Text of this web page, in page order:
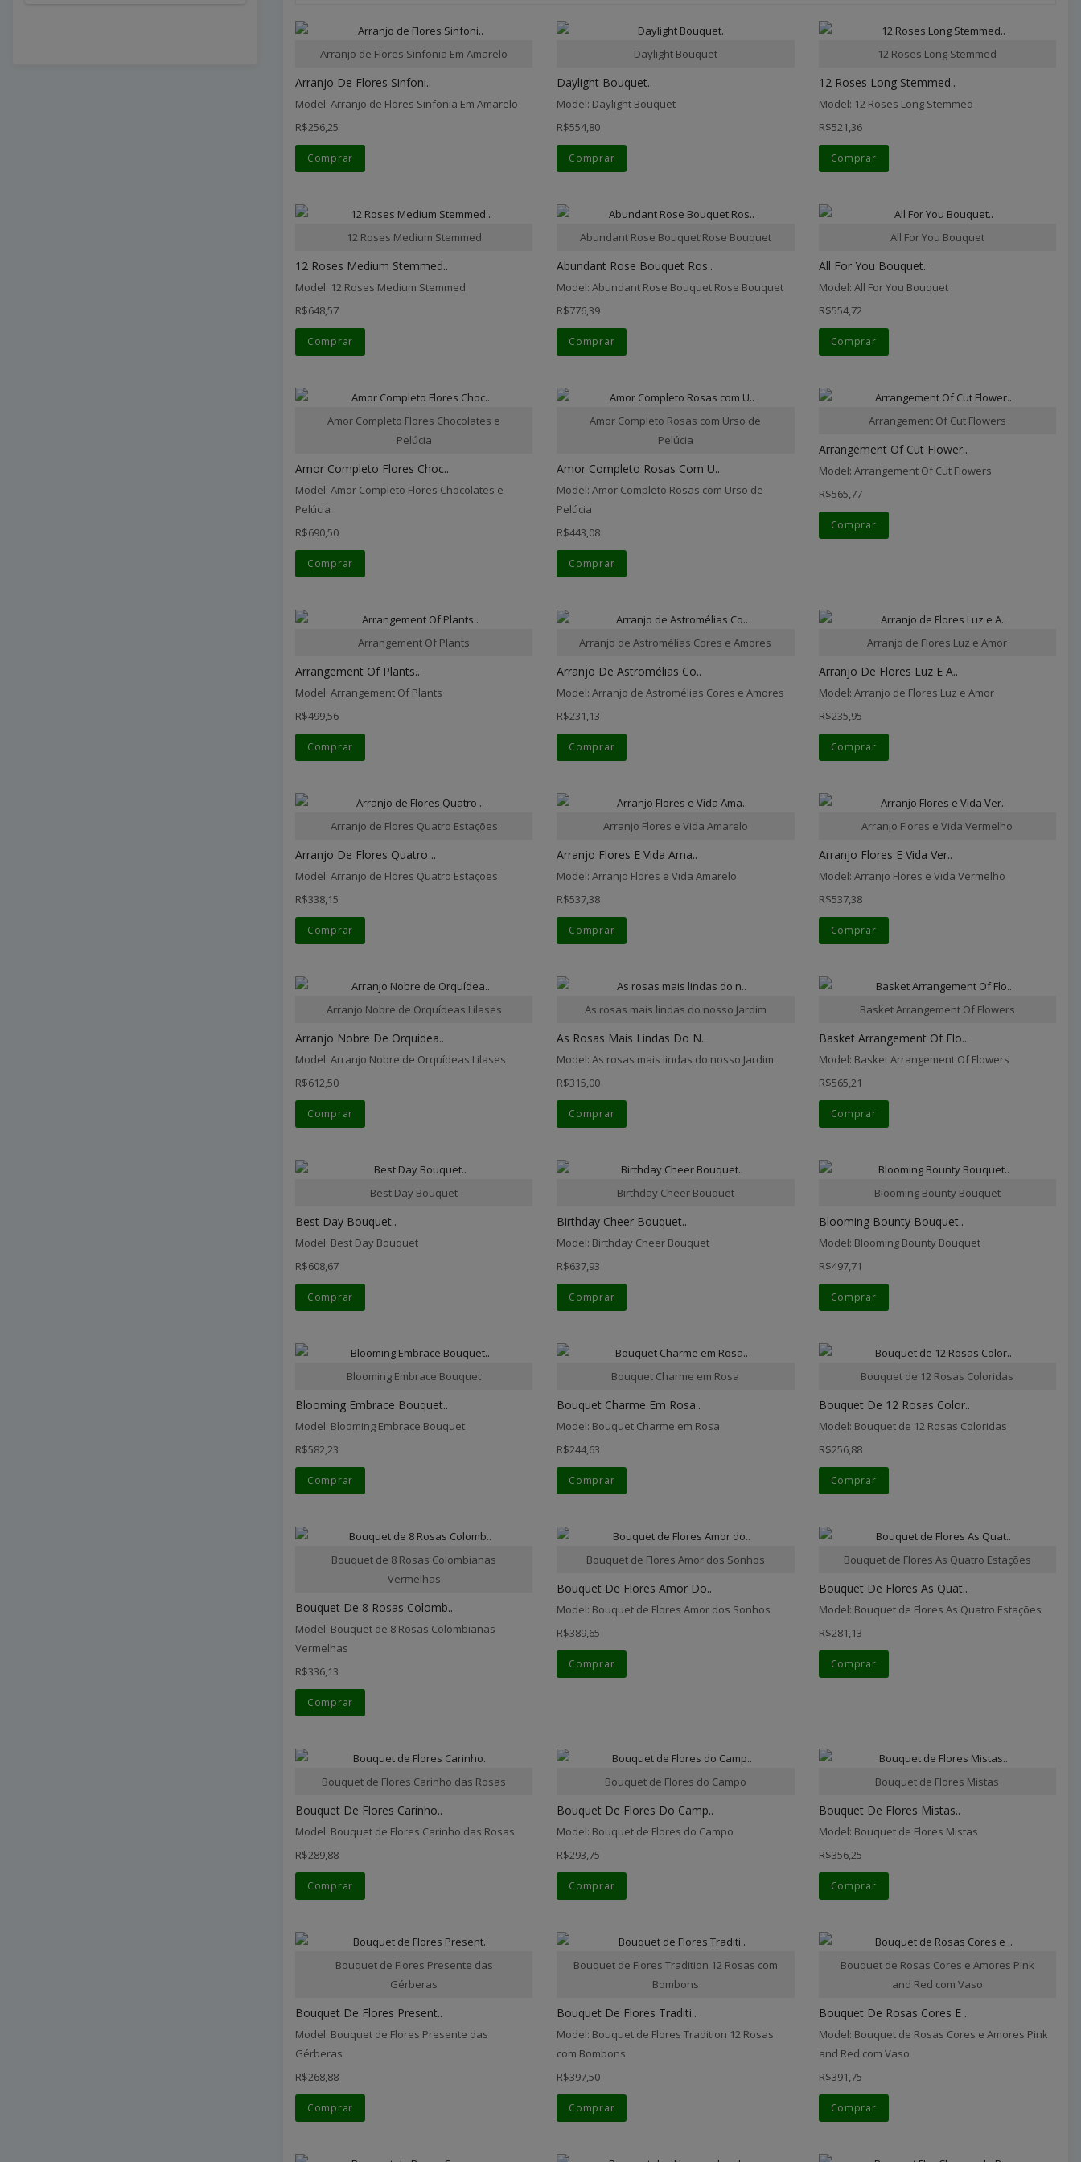
Arranjo de Flores Sinfonia Em Amarelo
Arranjo De Flores Sinfoni..
Model: Arranjo de Flores Sinfonia Em Amarelo
R$256,25
Comprar
Daylight Bouquet
Daylight Bouquet..
Model: Daylight Bouquet
R$554,80
Comprar
12 Roses Long Stemmed
12 Roses Long Stemmed..
Model: 12 Roses Long Stemmed
R$521,36
Comprar
12 Roses Medium Stemmed
12 Roses Medium Stemmed..
Model: 12 Roses Medium Stemmed
R$648,57
Comprar
Abundant Rose Bouquet Rose Bouquet
Abundant Rose Bouquet Ros..
Model: Abundant Rose Bouquet Rose Bouquet
R$776,39
Comprar
All For You Bouquet
All For You Bouquet..
Model: All For You Bouquet
R$554,72
Comprar
Amor Completo Flores Chocolates e
Pelúcia
Amor Completo Flores Choc..
Model: Amor Completo Flores Chocolates e
Pelúcia
R$690,50
Comprar
Amor Completo Rosas com Urso de
Pelúcia
Amor Completo Rosas Com U..
Model: Amor Completo Rosas com Urso de
Pelúcia
R$443,08
Comprar
Arrangement Of Cut Flowers
Arrangement Of Cut Flower..
Model: Arrangement Of Cut Flowers
R$565,77
Comprar
Arrangement Of Plants
Arrangement Of Plants..
Model: Arrangement Of Plants
R$499,56
Comprar
Arranjo de Astromélias Cores e Amores
Arranjo De Astromélias Co..
Model: Arranjo de Astromélias Cores e Amores
R$231,13
Comprar
Arranjo de Flores Luz e Amor
Arranjo De Flores Luz E A..
Model: Arranjo de Flores Luz e Amor
R$235,95
Comprar
Arranjo de Flores Quatro Estações
Arranjo De Flores Quatro ..
Model: Arranjo de Flores Quatro Estações
R$338,15
Comprar
Arranjo Flores e Vida Amarelo
Arranjo Flores E Vida Ama..
Model: Arranjo Flores e Vida Amarelo
R$537,38
Comprar
Arranjo Flores e Vida Vermelho
Arranjo Flores E Vida Ver..
Model: Arranjo Flores e Vida Vermelho
R$537,38
Comprar
Arranjo Nobre de Orquídeas Lilases
Arranjo Nobre De Orquídea..
Model: Arranjo Nobre de Orquídeas Lilases
R$612,50
Comprar
As rosas mais lindas do nosso Jardim
As Rosas Mais Lindas Do N..
Model: As rosas mais lindas do nosso Jardim
R$315,00
Comprar
Basket Arrangement Of Flowers
Basket Arrangement Of Flo..
Model: Basket Arrangement Of Flowers
R$565,21
Comprar
Best Day Bouquet
Best Day Bouquet..
Model: Best Day Bouquet
R$608,67
Comprar
Birthday Cheer Bouquet
Birthday Cheer Bouquet..
Model: Birthday Cheer Bouquet
R$637,93
Comprar
Blooming Bounty Bouquet
Blooming Bounty Bouquet..
Model: Blooming Bounty Bouquet
R$497,71
Comprar
Blooming Embrace Bouquet
Blooming Embrace Bouquet..
Model: Blooming Embrace Bouquet
R$582,23
Comprar
Bouquet Charme em Rosa
Bouquet Charme Em Rosa..
Model: Bouquet Charme em Rosa
R$244,63
Comprar
Bouquet de 12 Rosas Coloridas
Bouquet De 12 Rosas Color..
Model: Bouquet de 12 Rosas Coloridas
R$256,88
Comprar
Bouquet de 8 Rosas Colombianas
Vermelhas
Bouquet De 8 Rosas Colomb..
Model: Bouquet de 8 Rosas Colombianas
Vermelhas
R$336,13
Comprar
Bouquet de Flores Amor dos Sonhos
Bouquet De Flores Amor Do..
Model: Bouquet de Flores Amor dos Sonhos
R$389,65
Comprar
Bouquet de Flores As Quatro Estações
Bouquet De Flores As Quat..
Model: Bouquet de Flores As Quatro Estações
R$281,13
Comprar
Bouquet de Flores Carinho das Rosas
Bouquet De Flores Carinho..
Model: Bouquet de Flores Carinho das Rosas
R$289,88
Comprar
Bouquet de Flores do Campo
Bouquet De Flores Do Camp..
Model: Bouquet de Flores do Campo
R$293,75
Comprar
Bouquet de Flores Mistas
Bouquet De Flores Mistas..
Model: Bouquet de Flores Mistas
R$356,25
Comprar
Bouquet de Flores Presente das
Gérberas
Bouquet De Flores Present..
Model: Bouquet de Flores Presente das
Gérberas
R$268,88
Comprar
Bouquet de Flores Tradition 12 Rosas com
Bombons
Bouquet De Flores Traditi..
Model: Bouquet de Flores Tradition 12 Rosas
com Bombons
R$397,50
Comprar
Bouquet de Rosas Cores e Amores Pink
and Red com Vaso
Bouquet De Rosas Cores E ..
Model: Bouquet de Rosas Cores e Amores Pink
and Red com Vaso
R$391,75
Comprar